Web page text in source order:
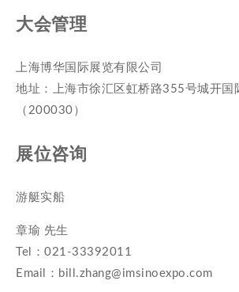
大会管理
上海博华国际展览有限公司
地址：上海市徐汇区虹桥路355号城开国
（200030）
展位咨询
游艇实船
章瑜 先生
Tel：021-33392011
Email：bill.zhang@imsinoexpo.com